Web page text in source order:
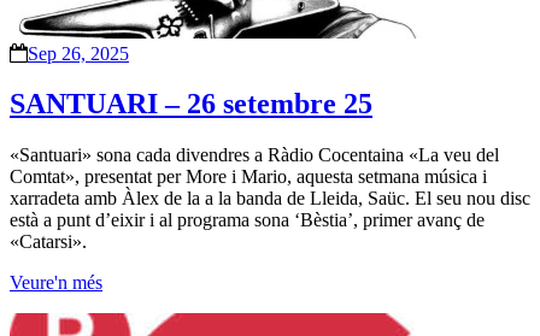
Sep 26, 2025
SANTUARI – 26 setembre 25
«Santuari» sona cada divendres a Ràdio Cocentaina «La veu del
Comtat», presentat per More i Mario, aquesta setmana música i
xarradeta amb Àlex de la a la banda de Lleida, Saüc. El seu nou disc
està a punt d’eixir i al programa sona ‘Bèstia’, primer avanç de
«Catarsi».
Veure'n més